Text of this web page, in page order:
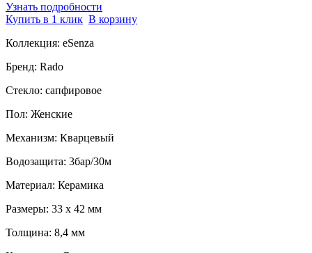
Узнать подробности
Купить в 1 клик В корзину
Коллекция: eSenza
Бренд: Rado
Стекло: сапфировое
Пол: Женские
Механизм: Кварцевый
Водозащита: 3бар/30м
Материал: Керамика
Размеры: 33 x 42 мм
Толщина: 8,4 мм